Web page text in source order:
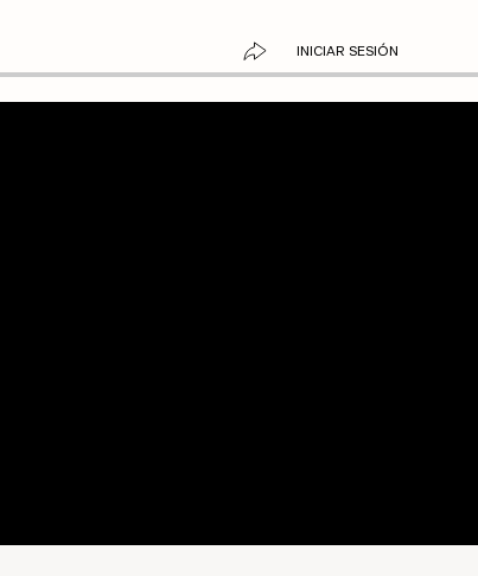
INICIAR SESIÓN